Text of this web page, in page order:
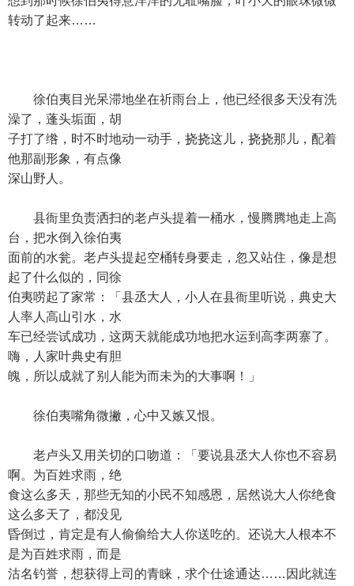
转动了起来……
徐伯夷目光呆滞地坐在祈雨台上，他已经很多天没有洗
澡了，蓬头垢面，胡
子打了绺，时不时地动一动手，挠挠这儿，挠挠那儿，配着
他那副形象，有点像
深山野人。
县衙里负责洒扫的老卢头提着一桶水，慢腾腾地走上高
台，把水倒入徐伯夷
面前的水瓮。老卢头提起空桶转身要走，忽又站住，像是想
起了什么似的，同徐
伯夷唠起了家常：「县丞大人，小人在县衙里听说，典史大
人率人高山引水，水
车已经尝试成功，这两天就能成功地把水运到高李两寨了。
嗨，人家叶典史有胆
魄，所以成就了别人能为而未为的大事啊！」
徐伯夷嘴角微撇，心中又嫉又恨。
老卢头又用关切的口吻道：「要说县丞大人你也不容易
啊。为百姓求雨，绝
食这么多天，那些无知的小民不知感恩，居然说大人你绝食
这么多天了，都没见
昏倒过，肯定是有人偷偷给大人你送吃的。还说大人根本不
是为百姓求雨，而是
沽名钓誉，想获得上司的青睐，求个仕途通达……因此就连